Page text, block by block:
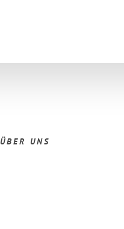
ÜBER UNS